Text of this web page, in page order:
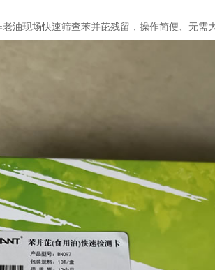
油现场快速筛查苯并芘残留，操作简便、无需大